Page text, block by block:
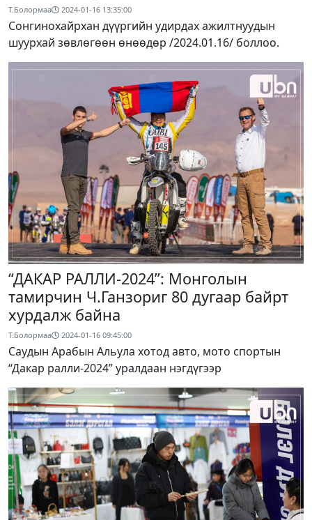
Т.Болормаа 2024-01-16 13:35:00
Сонгинохайрхан дүүргийн удирдах ажилтнуудын
шуурхай зөвлөгөөн өнөөдөр /2024.01.16/ боллоо.
“ДАКАР РАЛЛИ-2024”: Монголын
тамирчин Ч.Ганзориг 80 дугаар байрт
хурдалж байна
Т.Болормаа 2024-01-16 09:45:00
Саудын Арабын Альула хотод авто, мото спортын
“Дакар ралли-2024” уралдаан нэгдүгээр